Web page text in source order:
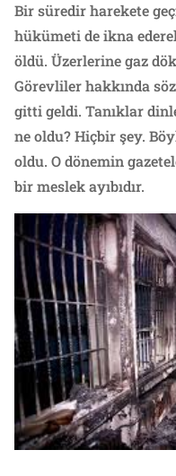
Bir süredir harekete
hükümeti de ikna
öldü. Üzerlerine gaz
Görevliler hakkında
gitti geldi. Tanıklar
ne oldu? Hiçbir şey.
oldu. O dönemin
bir meslek ayıbıdır.